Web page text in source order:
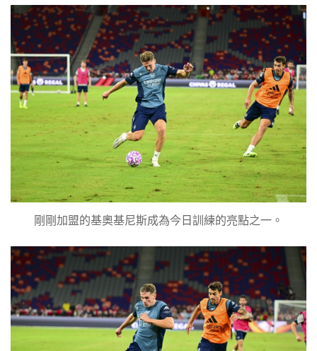
剛剛加盟的基奧基尼斯成為今日訓練的亮點之一。